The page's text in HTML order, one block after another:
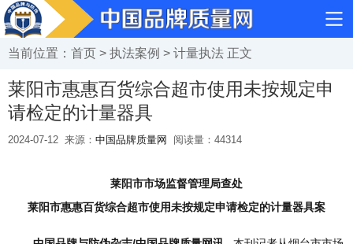
当前位置： 首页 > 执法案例 > 计量执法 正文
莱阳市惠惠百货综合超市使用未按规定申
请检定的计量器具
2024-07-12 来源： 中国品牌质量网 阅读量： 44314
莱阳市市场监督管理局查处
莱阳市惠惠百货综合超市使用未按规定申请检定的计量器具案